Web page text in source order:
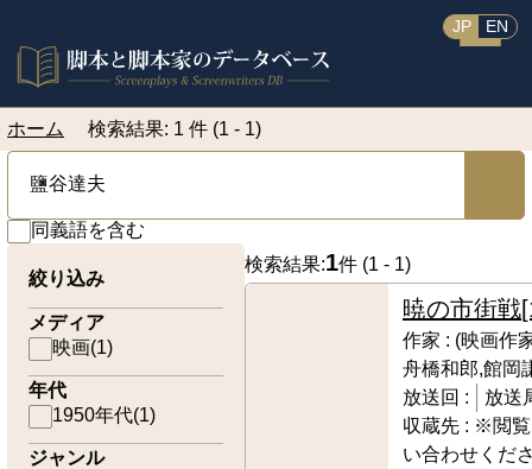
JP EN
ホーム 検索結果: 1 件 (1 - 1)
同義語を含む
絞り込み
メディア
映画(1)
年代
1950年代(1)
ジャンル
検索結果:1件 (1 - 1)
暁の市街戦
作家 : (映画作
舟橋和郎,館岡
放送回 :
放送
収蔵先 : ※閲覧
い合わせくだ